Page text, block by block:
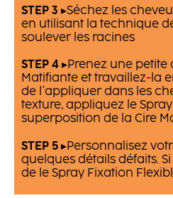
STEP 3 ▸Séchez les
en utilisant la technique
soulever les racines
STEP 4 ▸Prenez une petite
Matifiante et travaillez-la
de l'appliquer dans les
texture, appliquez le
superposition de la Cire
STEP 5 ▸Personnalisez
quelques détails défaits.
de le Spray Fixation